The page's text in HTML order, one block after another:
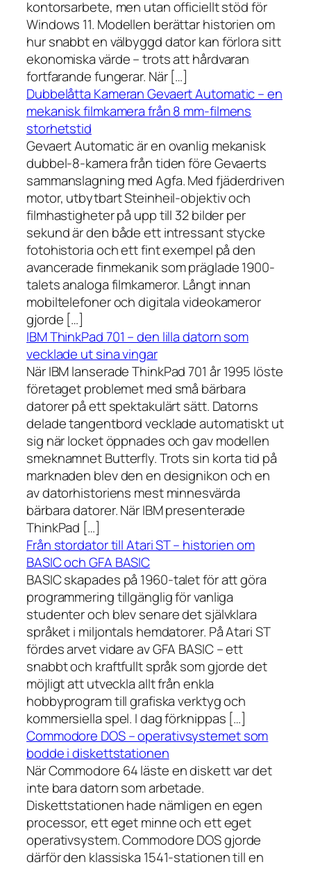
kontorsarbete, men utan officiellt stöd för
Windows 11. Modellen berättar historien om
hur snabbt en välbyggd dator kan förlora sitt
ekonomiska värde – trots att hårdvaran
fortfarande fungerar. När […]
Dubbelåtta Kameran Gevaert Automatic – en
mekanisk filmkamera från 8 mm-filmens
storhetstid
Gevaert Automatic är en ovanlig mekanisk
dubbel-8-kamera från tiden före Gevaerts
sammanslagning med Agfa. Med fjäderdriven
motor, utbytbart Steinheil-objektiv och
filmhastigheter på upp till 32 bilder per
sekund är den både ett intressant stycke
fotohistoria och ett fint exempel på den
avancerade finmekanik som präglade 1900-
talets analoga filmkameror. Långt innan
mobiltelefoner och digitala videokameror
gjorde […]
IBM ThinkPad 701 – den lilla datorn som
vecklade ut sina vingar
När IBM lanserade ThinkPad 701 år 1995 löste
företaget problemet med små bärbara
datorer på ett spektakulärt sätt. Datorns
delade tangentbord vecklade automatiskt ut
sig när locket öppnades och gav modellen
smeknamnet Butterfly. Trots sin korta tid på
marknaden blev den en designikon och en
av datorhistoriens mest minnesvärda
bärbara datorer. När IBM presenterade
ThinkPad […]
Från stordator till Atari ST – historien om
BASIC och GFA BASIC
BASIC skapades på 1960-talet för att göra
programmering tillgänglig för vanliga
studenter och blev senare det självklara
språket i miljontals hemdatorer. På Atari ST
fördes arvet vidare av GFA BASIC – ett
snabbt och kraftfullt språk som gjorde det
möjligt att utveckla allt från enkla
hobbyprogram till grafiska verktyg och
kommersiella spel. I dag förknippas […]
Commodore DOS – operativsystemet som
bodde i diskettstationen
När Commodore 64 läste en diskett var det
inte bara datorn som arbetade.
Diskettstationen hade nämligen en egen
processor, ett eget minne och ett eget
operativsystem. Commodore DOS gjorde
därför den klassiska 1541-stationen till en